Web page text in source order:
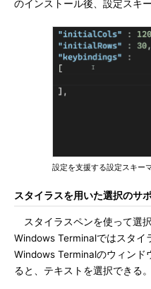
のインストール後、設定スキ
設定を支援する設定スキー
スタイラスを用いた選択のサ
スタイラスペンを使って選
Windows Terminalではスタイ
Windows Terminalのウィンド
ると、テキストを選択できる。